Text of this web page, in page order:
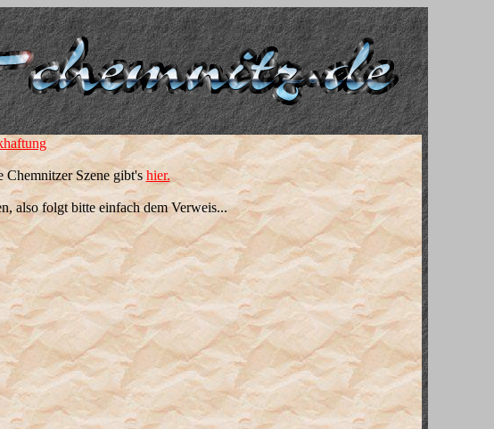
Szene gibt's hier.
also folgt bitte einfach dem Verweis...